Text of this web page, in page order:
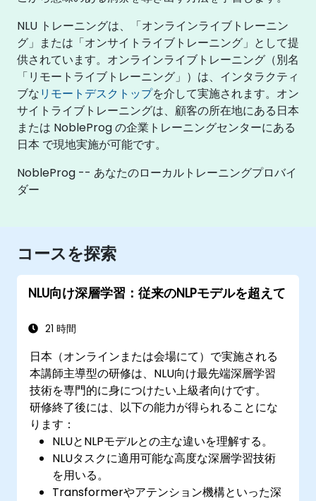
NLU トレーニングは、「オンラインライブトレーニン
グ」または「オンサイトライブトレーニング」として提
供されています。オンラインライブトレーニング（別名
「リモートライブトレーニング」）は、インタラクティ
ブなリモートデスクトップを介して実施されます。オン
サイトライブトレーニングは、顧客の所在地にある日本
または NobleProg の企業トレーニングセンターにある
日本 で現地実施が可能です。
NobleProg -- あなたのローカルトレーニングプロバイ
ダー
コースを探索
NLU向け深層学習：従来のNLPモデルを超えて
21 時間
日本（オンラインまたは会場にて）で実施される
本講師主導型の研修は、NLU向け最先端深層学習
技術を専門的に身につけたい上級者向けです。
研修終了後には、以下の能力が得られることにな
ります：
NLUとNLPモデルとの主な違いを理解する。
NLUタスクに適用可能な高度な深層学習技術
を用いる。
Transformerやアテンション機構といった深